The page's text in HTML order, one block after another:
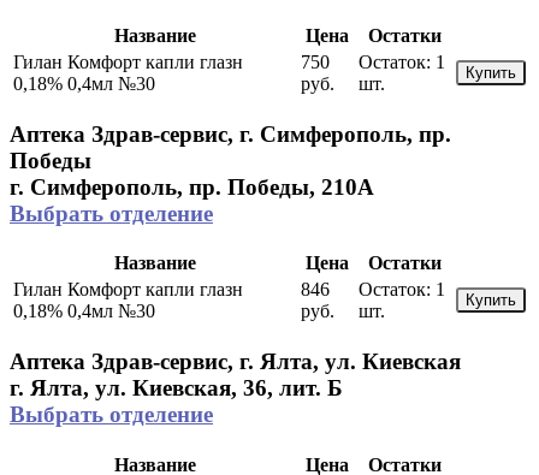
Название Цена
Остатки
Гилан Комфорт капли глазн
0,18% 0,4мл №30
750
руб.
Остаток: 1
шт.
Купить
Аптека Здрав-сервис, г. Симферополь, пр.
Победы
г. Симферополь, пр. Победы, 210A
Выбрать отделение
Название Цена
Остатки
Гилан Комфорт капли глазн
0,18% 0,4мл №30
846
руб.
Остаток: 1
шт.
Купить
Аптека Здрав-сервис, г. Ялта, ул. Киевская
г. Ялта, ул. Киевская, 36, лит. Б
Выбрать отделение
Название Цена
Остатки